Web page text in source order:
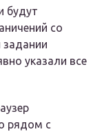
будут
со
задании
указали все
рядом с